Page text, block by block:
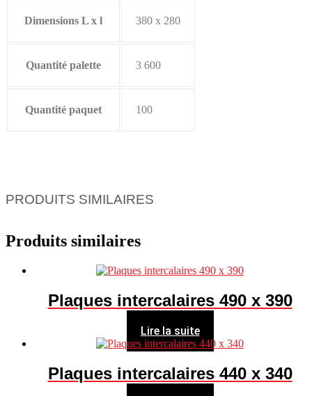
Dimensions L x l 380 x 280
Quantité palette 3 600
Quantité paquet 100
PRODUITS SIMILAIRES
Produits similaires
Plaques intercalaires 490 x 390
Lire la suite
Plaques intercalaires 440 x 340